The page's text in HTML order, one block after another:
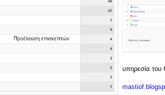
υπηρεσία του